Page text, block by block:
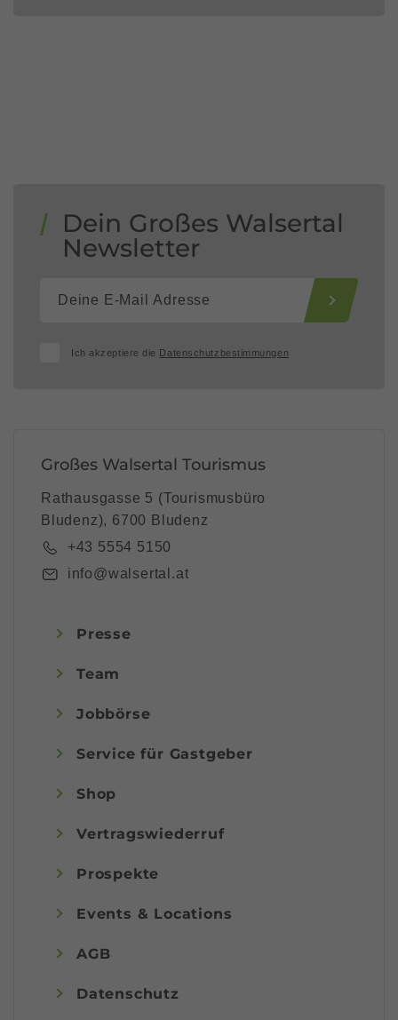
Dein Großes Walsertal
Newsletter
Ich akzeptiere die Datenschutzbestimmungen
Großes Walsertal Tourismus
Rathausgasse 5 (Tourismusbüro
Bludenz), 6700 Bludenz
+43 5554 5150
info@walsertal.at
Presse
Team
Jobbörse
Service für Gastgeber
Shop
Vertragswiederruf
Prospekte
Events & Locations
AGB
Datenschutz